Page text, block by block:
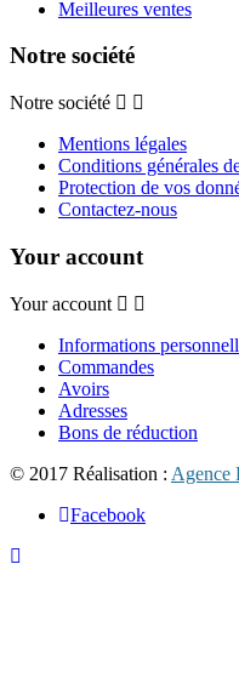
Meilleures ventes
Notre société
Notre société
Mentions légales
Conditions générales
Protection de vos
Contactez-nous
Your account
Your account
Informations
Commandes
Avoirs
Adresses
Bons de réduction
© 2017 Réalisation : Agence
Facebook